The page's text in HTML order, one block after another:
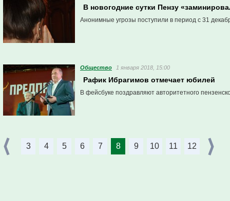
В новогодние сутки Пензу
Анонимные угрозы поступили в период с 31
Общество 1 января 2018, 15:00
Рафик Ибрагимов отмечает юбилей
В фейсбуке поздравляют авторитетного
3 4 5 6 7 8 9 10 11 12